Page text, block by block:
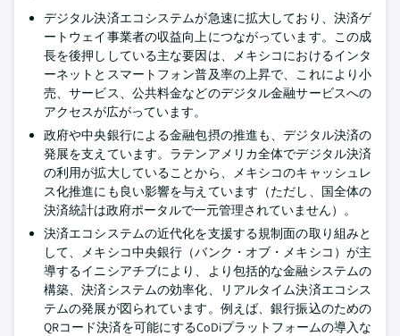
デジタル決済エコシステムが急速に拡大しており、決済ゲ
ートウェイ事業者の収益向上につながっています。この成
長を後押ししている主な要因は、メキシコにおけるインタ
ーネットとスマートフォン普及率の上昇で、これにより小
売、サービス、公共料金などのデジタル金融サービスへの
アクセスが広がっています。
政府や中央銀行による金融包摂の推進も、デジタル決済の
発展を支えています。ラテンアメリカ全体でデジタル決済
の利用が拡大していることから、メキシコのキャッシュレ
ス化推進にも良い影響を与えています（ただし、国全体の
決済統計は政府ポータルで一元管理されていません）。
決済エコシステムの近代化を支援する規制面の取り組みと
して、メキシコ中央銀行（バンク・オブ・メキシコ）が主
導するイニシアチブにより、より包括的な金融システムの
構築、決済システムの効率化、リアルタイム決済エコシス
テムの発展が図られています。例えば、銀行振込のための
QRコード決済を可能にするCoDiプラットフォームの導入な